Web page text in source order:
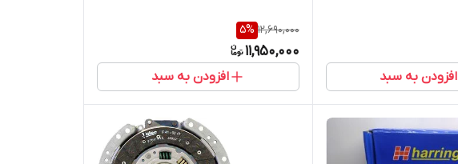
افزودن به سبد
12,690,000
5%
11,950,000
افزودن به سبد